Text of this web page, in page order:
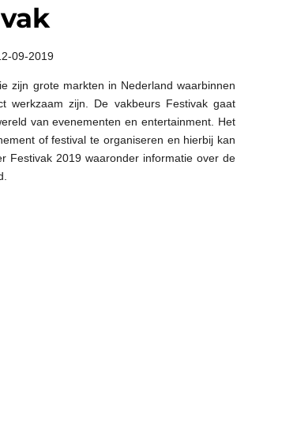
09-2019
zijn grote markten in Nederland waarbinnen
werkzaam zijn. De vakbeurs Festivak gaat
van evenementen en entertainment. Het
of festival te organiseren en hierbij kan
Festivak 2019 waaronder informatie over de